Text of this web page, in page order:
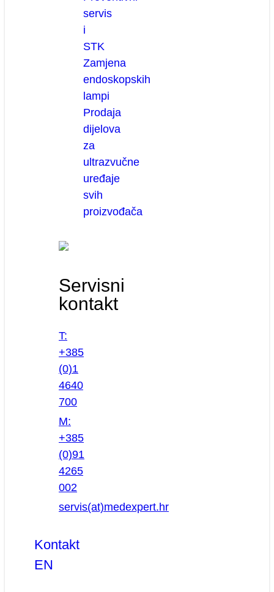
servis
i
STK
Zamjena
endoskopskih
lampi
Prodaja
dijelova
za
ultrazvučne
uređaje
svih
proizvođača
Servisni
kontakt
T:
+385
(0)1
4640
700
M:
+385
(0)91
4265
002
servis(at)medexpert.hr
Kontakt
EN